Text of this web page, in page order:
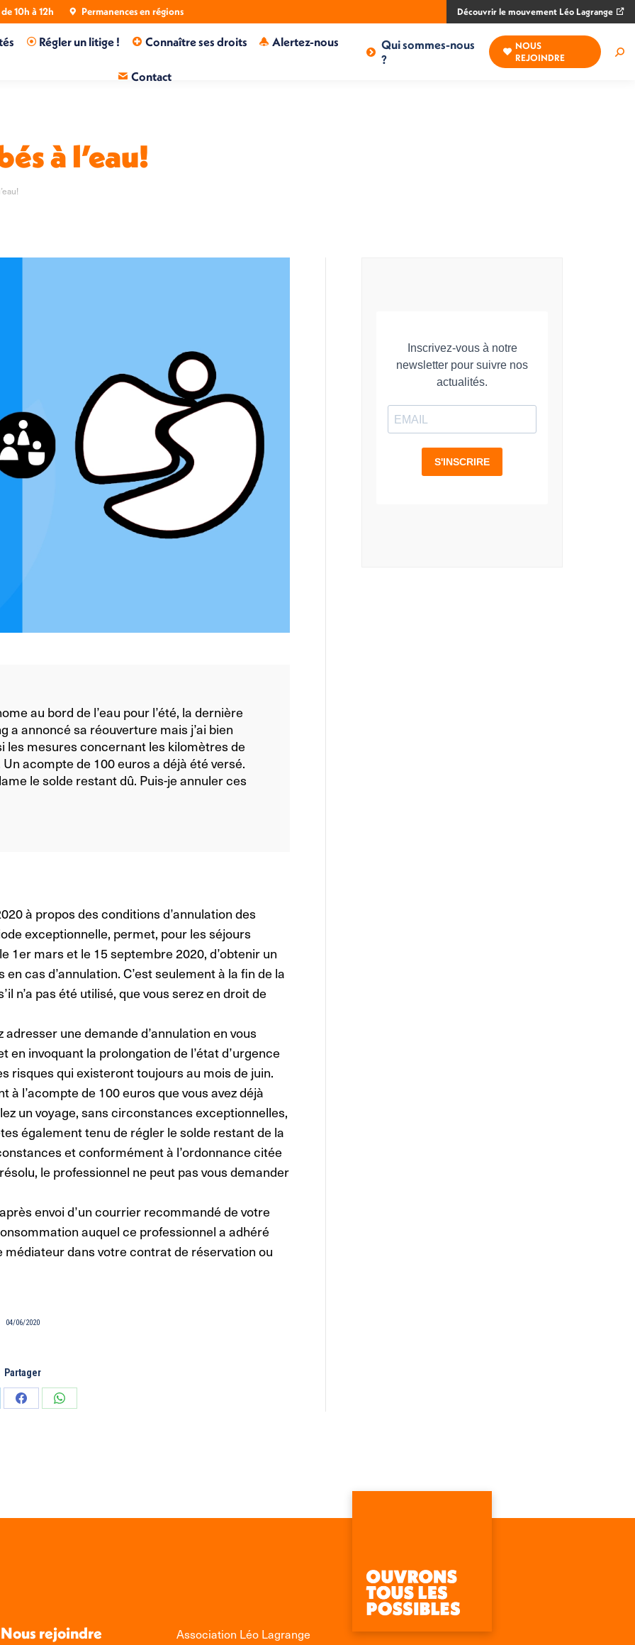
10h à 12h Permanences en régions Découvrir le mouvement Léo Lagrange
Régler un litige ! Connaître ses droits Alertez-nous
Contact
Qui sommes-nous
?
NOUS
REJOINDRE
à l’eau!
au bord de l’eau pour l’été, la dernière
a annoncé sa réouverture mais j’ai bien
les mesures concernant les kilomètres de
acompte de 100 euros a déjà été versé.
le solde restant dû. Puis-je annuler ces
à propos des conditions d’annulation des
exceptionnelle, permet, pour les séjours
1er mars et le 15 septembre 2020, d’obtenir un
cas d’annulation. C’est seulement à la fin de la
n’a pas été utilisé, que vous serez en droit de
une demande d’annulation en vous
en invoquant la prolongation de l’état d’urgence
risques qui existeront toujours au mois de juin.
l’acompte de 100 euros que vous avez déjà
un voyage, sans circonstances exceptionnelles,
également tenu de régler le solde restant de la
et conformément à l’ordonnance citée
le professionnel ne peut pas vous demander
envoi d’un courrier recommandé de votre
auquel ce professionnel a adhéré
dans votre contrat de réservation ou
04/06/2020
Partager
PartagerPartager
Nous rejoindre
Association Léo Lagrange